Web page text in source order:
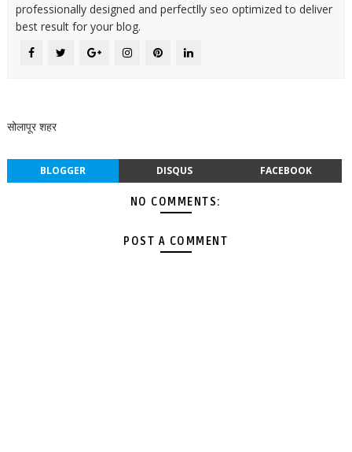
professionally designed and perfectlly seo optimized to deliver
best result for your blog.
सोलापूर शहर
BLOGGER DISQUS FACEBOOK
NO COMMENTS:
POST A COMMENT